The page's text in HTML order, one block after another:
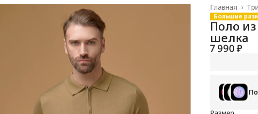
Главная ›
Большие
Поло
шелка
7 990 ₽